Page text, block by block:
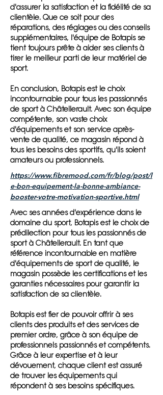
d'assurer la satisfaction et la fidélité de sa
clientèle. Que ce soit pour des
réparations, des réglages ou des conseils
supplémentaires, l'équipe de Botapis se
tient toujours prête à aider ses clients à
tirer le meilleur parti de leur matériel de
sport.
En conclusion, Botapis est le choix
incontournable pour tous les passionnés
de sport à Châtellerault. Avec son équipe
compétente, son vaste choix
d'équipements et son service après-
vente de qualité, ce magasin répond à
tous les besoins des sportifs, qu'ils soient
amateurs ou professionnels.
https://www.fibremood.com/fr/blog/post/l
e-bon-equipement-la-bonne-ambiance-
booster-votre-motivation-sportive.html
Avec ses années d'expérience dans le
domaine du sport, Botapis est le choix de
prédilection pour tous les passionnés de
sport à Châtellerault. En tant que
référence incontournable en matière
d'équipements de sport de qualité, le
magasin possède les certifications et les
garanties nécessaires pour garantir la
satisfaction de sa clientèle.
Botapis est fier de pouvoir offrir à ses
clients des produits et des services de
premier ordre, grâce à son équipe de
professionnels passionnés et compétents.
Grâce à leur expertise et à leur
dévouement, chaque client est assuré
de trouver les équipements qui
répondent à ses besoins spécifiques.